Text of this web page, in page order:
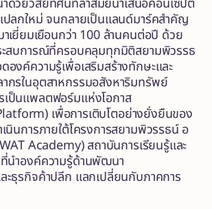
ปลกใหม่ จนกลายเป็นแลนด์มาร์คสำคัญ
เยี่ยมเยือนกว่า 100 ล้านคนต่อปี ด้วย
ะสบการณ์ที่ครอบคลุมทุกมิติสยามพิวรรธ
งค์ความรู้เพื่อเสริมสร้างทักษะและ
กรในอุตสาหกรรมอสังหาริมทรัพย์
เป็นแพลตฟอร์มแห่งโอกาส
เพื่อการเติบโตอย่างยั่งยืนของ
นินการภายใต้โครงการสยามพิวรรธน์ อ
Academy) สถาบันการเรียนรู้และ
นำองค์ความรู้ด้านพัฒนา
ธุรกิจค้าปลีก แลกเปลี่ยนกับภาคการ